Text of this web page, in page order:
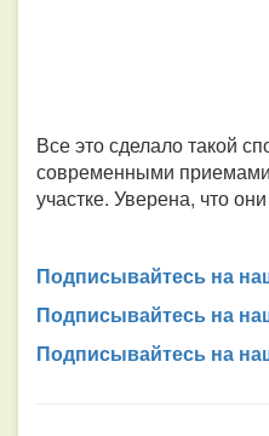
Все это сделало такой
современными приемами
участке. Уверена, что
Подписывайтесь на
Подписывайтесь на
Подписывайтесь на